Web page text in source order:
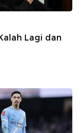
Lagi dan